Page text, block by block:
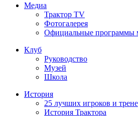
Медиа
Трактор TV
Фотогалерея
Официальные программы
Клуб
Руководство
Музей
Школа
История
25 лучших игроков и
История Трактора